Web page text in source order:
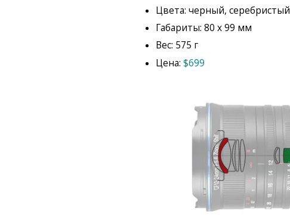
Цвета: черный, серебристый
Габариты: 80 x 99 мм
Вес: 575 г
Цена: $699